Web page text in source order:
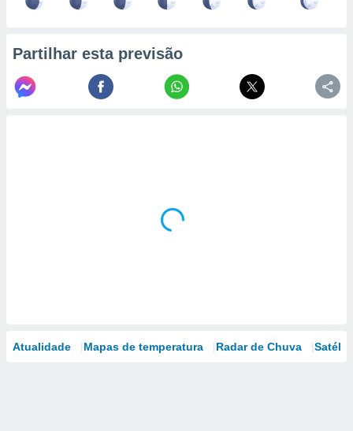
Partilhar esta previsão
Atualidade Mapas de temperatura Radar de Chuva